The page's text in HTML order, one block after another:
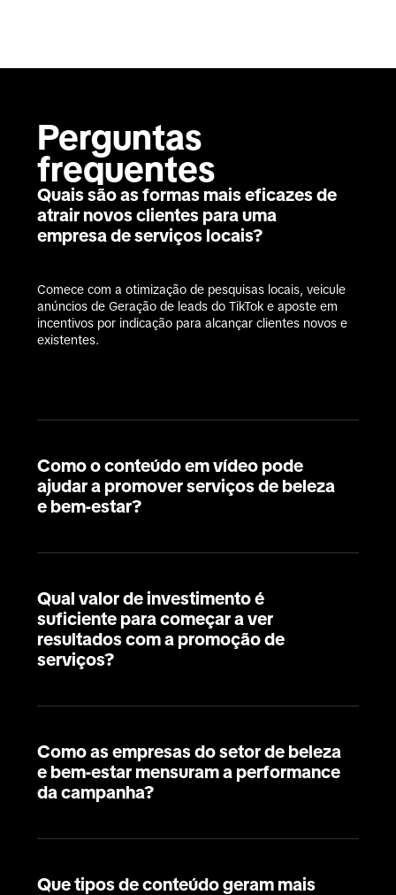
Perguntas
frequentes
Quais são as formas mais eficazes de
atrair novos clientes para uma
empresa de serviços locais?
Comece com a otimização de pesquisas locais, veicule
anúncios de Geração de leads do TikTok e aposte em
incentivos por indicação para alcançar clientes novos e
existentes.
Como o conteúdo em vídeo pode
ajudar a promover serviços de beleza
e bem-estar?
Qual valor de investimento é
suficiente para começar a ver
resultados com a promoção de
serviços?
Como as empresas do setor de beleza
e bem-estar mensuram a performance
da campanha?
Que tipos de conteúdo geram mais